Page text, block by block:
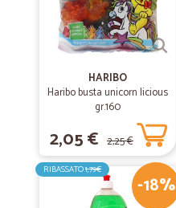
HARIBO
Haribo busta unicorn licious
gr.160
2,05 € 2,25 €
-18%
RIBASSATO1,79€